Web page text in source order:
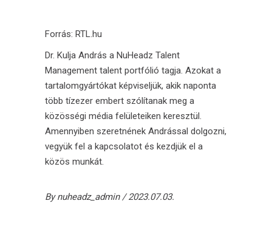
Forrás: RTL.hu
Dr. Kulja András a NuHeadz Talent
Management talent portfólió tagja. Azokat a
tartalomgyártókat képviseljük, akik naponta
több tízezer embert szólítanak meg a
közösségi média felületeiken keresztül.
Amennyiben szeretnének Andrással dolgozni,
vegyük fel a kapcsolatot és kezdjük el a
közös munkát.
Bynuheadz_admin 2023.07.03.